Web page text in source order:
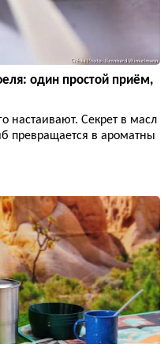
один простой приём,
настаивают. Секрет в масл
превращается в ароматны